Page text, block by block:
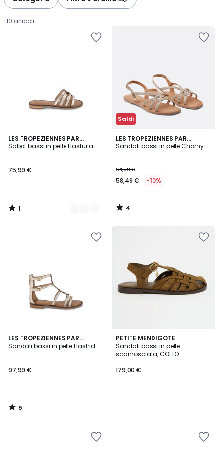
10 articoli
LES TROPEZIENNES PAR
M.BELARBI
Sabot bassi in pelle Hasturia
€.
75,99 €
1
/
2
Colori
1
/
Saldi
LES TROPEZIENNES PAR
M.BELARBI
Sandali bassi in pelle Chomy
64,99 €
58,49 € -10%
4
/
4
/
LES TROPEZIENNES PAR
M.BELARBI
Sandali bassi in pelle Hastrid
97,99 €
5
/
5
/
PETITE MENDIGOTE
Sandali bassi in pelle
scamosciata, COELO
179,00 €